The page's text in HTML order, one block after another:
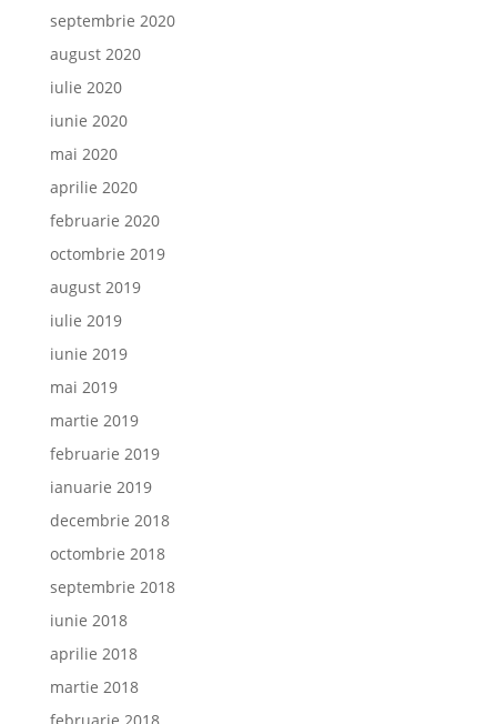
septembrie 2020
august 2020
iulie 2020
iunie 2020
mai 2020
aprilie 2020
februarie 2020
octombrie 2019
august 2019
iulie 2019
iunie 2019
mai 2019
martie 2019
februarie 2019
ianuarie 2019
decembrie 2018
octombrie 2018
septembrie 2018
iunie 2018
aprilie 2018
martie 2018